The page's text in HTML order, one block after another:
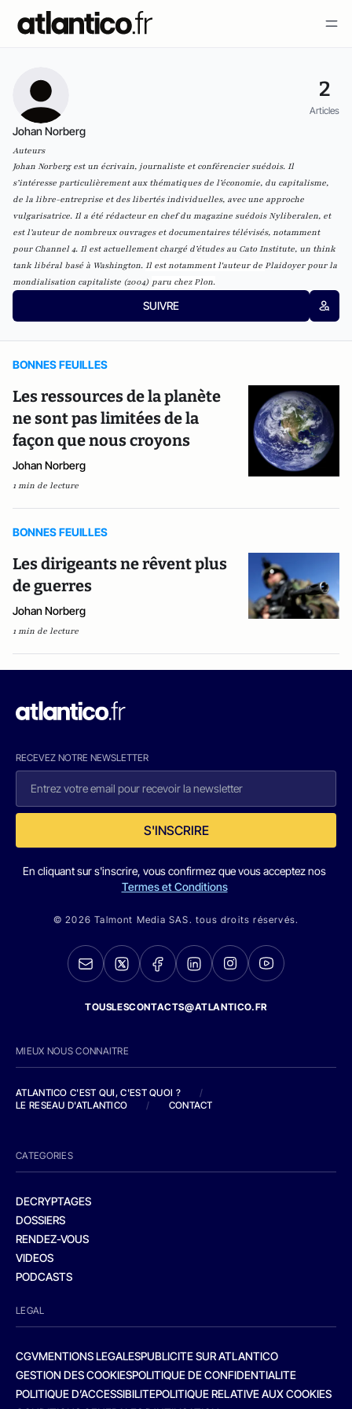
2
Articles
Johan Norberg
Auteurs
Johan Norberg est un écrivain, journaliste et conférencier suédois. Il
s’intéresse particulièrement aux thématiques de l’économie, du capitalisme,
de la libre-entreprise et des libertés individuelles, avec une approche
vulgarisatrice. Il a été rédacteur en chef du magazine suédois Nyliberalen, et
est l’auteur de nombreux ouvrages et documentaires télévisés, notamment
pour Channel 4. Il est actuellement chargé d’études au Cato Institute, un think
tank libéral basé à Washington. Il est notamment l'auteur de Plaidoyer pour la
mondialisation capitaliste (2004) paru chez Plon.
SUIVRE
BONNES FEUILLES
Les ressources de la planète
ne sont pas limitées de la
façon que nous croyons
Johan Norberg
1 min de lecture
BONNES FEUILLES
Les dirigeants ne rêvent plus
de guerres
Johan Norberg
1 min de lecture
RECEVEZ NOTRE NEWSLETTER
S'INSCRIRE
En cliquant sur s'inscrire, vous confirmez que vous acceptez nos
Termes et Conditions
© 2026 Talmont Media SAS. tous droits réservés.
TOUSLESCONTACTS@ATLANTICO.FR
MIEUX NOUS CONNAITRE
ATLANTICO C'EST QUI, C'EST QUOI ?
/
LE RESEAU D'ATLANTICO
/ CONTACT
CATEGORIES
DECRYPTAGES
DOSSIERS
RENDEZ-VOUS
VIDEOS
PODCASTS
LEGAL
CGVMENTIONS LEGALESPUBLICITE SUR ATLANTICO
GESTION DES COOKIESPOLITIQUE DE CONFIDENTIALITE
POLITIQUE D’ACCESSIBILITEPOLITIQUE RELATIVE AUX COOKIES